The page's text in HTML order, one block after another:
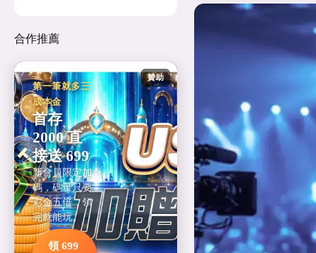
合作推薦
贊助
第一筆就多三
成本金
首存
2000 直
接送 699
新會員限定加
碼，碼量只要
彩金五倍，領
完就能玩。
領 699